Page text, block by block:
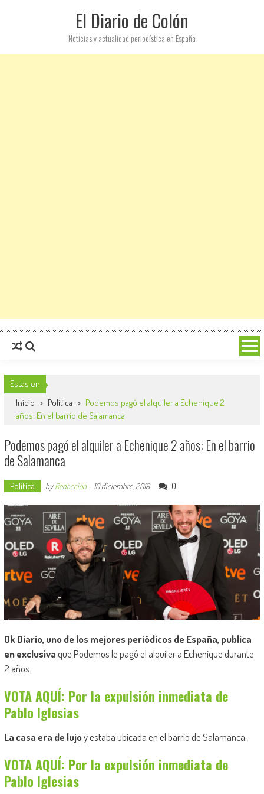
El Diario de Colón
Noticias y actualidad periodística en España
Estas en
Inicio > Política > Podemos pagó el alquiler a Echenique 2
años: En el barrio de Salamanca
Podemos pagó el alquiler a Echenique 2 años: En el barrio
de Salamanca
Política byRedaccion- 10 diciembre, 2019 0
Ok Diario, uno de los mejores periódicos de España, publica
en exclusivaque Podemos le pagó el alquiler a Echenique durante
2 años.
VOTA AQUÍ: Por la expulsión inmediata de
Pablo Iglesias
La casa era de lujoy estaba ubicada en el barrio de Salamanca.
VOTA AQUÍ: Por la expulsión inmediata de
Pablo Iglesias